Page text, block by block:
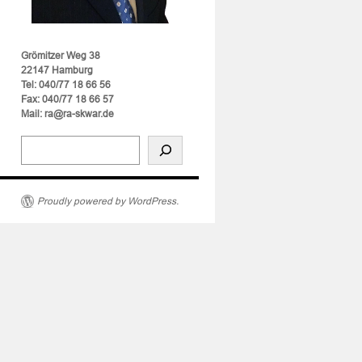
Grömitzer Weg 38
22147 Hamburg
Tel: 040/77 18 66 56
Fax: 040/77 18 66 57
Mail: ra@ra-skwar.de
Proudly powered by WordPress.